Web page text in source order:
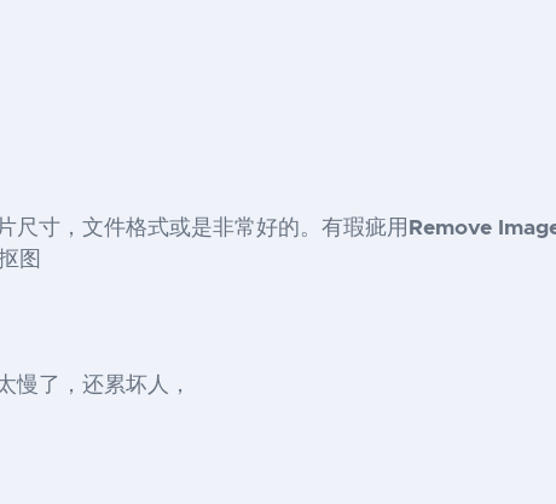
尺寸，文件格式或是非常好的。有瑕疵用 Remove
图
慢了，还累坏人，